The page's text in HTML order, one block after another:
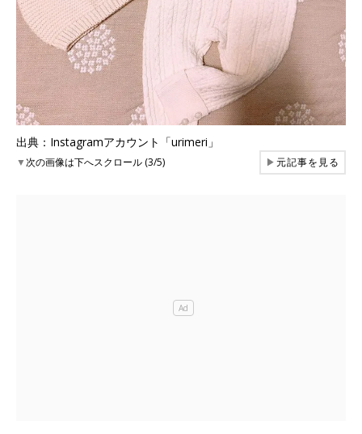
出典：Instagramアカウント「urimeri」
▼次の画像は下へスクロール (3/5) ▶元記事を見る